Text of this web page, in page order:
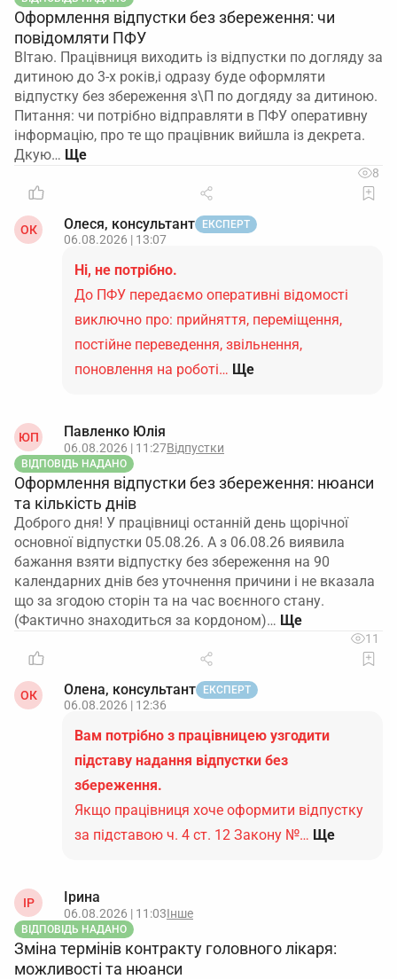
Оформлення відпустки без збереження: чи
повідомляти ПФУ
ВІтаю. Працівниця виходить із відпустки по догляду за
дитиною до 3-х років,і одразу буде оформляти
відпустку без збереження з\П по догдяду за дитиною.
Питання: чи потрібно відправляти в ПФУ оперативну
інформацію, про те що працівник вийшла із декрета.
Дкую…
8
ОК Олеся, консультант ЕКСПЕРТ
06.08.2026 | 13:07
Ні, не потрібно.
До ПФУ передаємо оперативні відомості
виключно про: прийняття, переміщення,
постійне переведення, звільнення,
поновлення на роботі… Ще
ЮП Павленко Юлія
06.08.2026 | 11:27Відпустки
ВІДПОВІДЬ НАДАНО
Оформлення відпустки без збереження: нюанси
та кількість днів
Доброго дня! У працівниці останній день щорічної
основної відпустки 05.08.26. А з 06.08.26 виявила
бажання взяти відпустку без збереження на 90
календарних днів без уточнення причини і не вказала
що за згодою сторін та на час воєнного стану.
(Фактично знаходиться за кордоном)…
11
ОК Олена, консультант ЕКСПЕРТ
06.08.2026 | 12:36
Вам потрібно з працівницею узгодити
підставу надання відпустки без
збереження.
Якщо працівниця хоче оформити відпустку
за підставою ч. 4 ст. 12 Закону №… Ще
ІР Ірина
06.08.2026 | 11:03Інше
ВІДПОВІДЬ НАДАНО
Зміна термінів контракту головного лікаря:
можливості та нюанси